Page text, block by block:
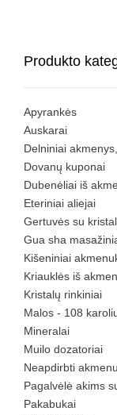
Produkto
Apyrankės
Auskarai
Delniniai
Dovanų kuponai
Dubenėliai iš
Eteriniai aliejai
Gertuvės su
Gua sha
Kišeniniai
Kriauklės iš
Kristalų rinkiniai
Malos - 108
Mineralai
Muilo dozatoriai
Neapdirbti
Pagalvėlė akims
Pakabukai